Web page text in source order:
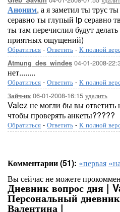
Аноним, а я заметил ты трус
серавно ты глупый ip серавно
ты там перечислил будут
приятных ощущений)
Обратиться - Ответить - К полной
Atmung_des_windes 04-01-2008-
нет........
Обратиться - Ответить - К полной
Зайч-ик06-01-2008-16:15 удалить
Valez не могли бы вы ответить
чтобы проверять анкеты?????
Обратиться - Ответить - К полной
Комментарии (51): «первая
Вы сейчас не можете
Дневник вопрос дня |
Персональный
Валентина |